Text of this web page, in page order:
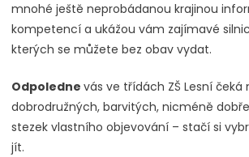
mnohé ještě neprobádanou krajinou
kompetencí a ukážou vám zajímavé
kterých se můžete bez obav vydat.
Odpoledne vás ve třídách ZŠ Lesní
dobrodružných, barvitých, nicméně
stezek vlastního objevování – stačí si
jít.